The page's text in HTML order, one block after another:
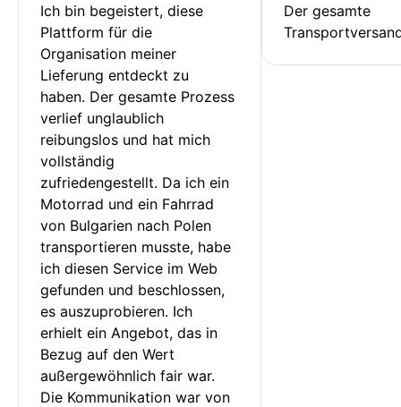
Ich bin begeistert, diese
Plattform für die
Organisation meiner
Lieferung entdeckt zu
haben. Der gesamte Prozess
verlief unglaublich
reibungslos und hat mich
vollständig
zufriedengestellt. Da ich ein
Motorrad und ein Fahrrad
von Bulgarien nach Polen
transportieren musste, habe
ich diesen Service im Web
gefunden und beschlossen,
es auszuprobieren. Ich
erhielt ein Angebot, das in
Bezug auf den Wert
außergewöhnlich fair war.
Die Kommunikation war von
Der gesamte